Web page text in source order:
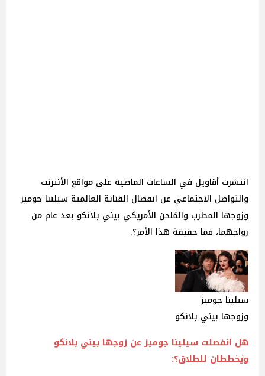
انتشرت أقاويل في الساعات الماضية على مواقع الأنترنت
والتواصل الاجتماعي عن انفصال الفنانة العالمية سيلينا جوميز
وزوجها المطرب والمُلحن الأمريكي بيني بلانكو بعد عام من
زواجهما، فما حقيقة هذا الأمر؟.
سيلينا جوميز
وزوجها بيني بلانكو
هل انفصلت سيلينا جوميز عن زوجها بيني بلانكو
ويُخططان للطلاق؟: